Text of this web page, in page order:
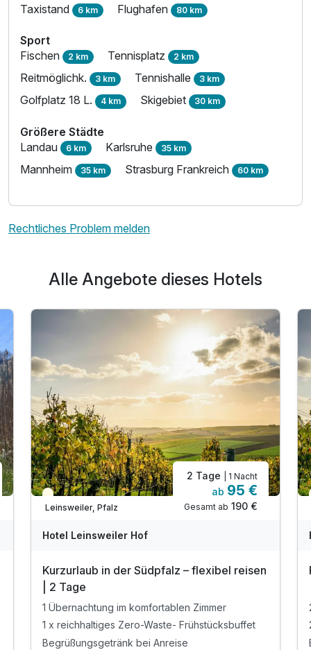
Taxistand 6 km Flughafen 80 km
Sport
Fischen 2 km Tennisplatz 2 km
Reitmöglichk. 3 km Tennishalle 3 km
Golfplatz 18 L. 4 km Skigebiet 30 km
Größere Städte
Landau 6 km Karlsruhe 35 km
Mannheim 35 km Strasburg Frankreich 60 km
Rechtliches Problem melden
Alle Angebote dieses Hotels
Teilweise ausgelastet
Leinsweiler, Pfalz
2 Tage | 1 Nacht
ab 95 €
Gesamt ab 190 €
Hotel Leinsweiler Hof
Kurzurlaub in der Südpfalz – flexibel reisen
| 2 Tage
1 Übernachtung im komfortablen Zimmer
1 x reichhaltiges Zero-Waste- Frühstücksbuffet
Begrüßungsgetränk bei Anreise